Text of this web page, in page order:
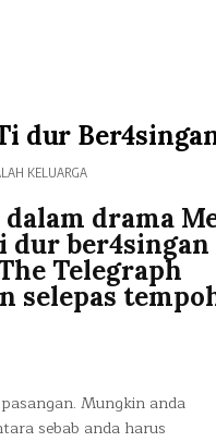
dur
KELUARGA
drama
dur ber4singan
Telegraph
selepas
Mungkin anda
sebab anda harus